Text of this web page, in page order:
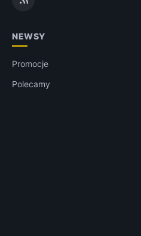
NEWSY
Promocje
Polecamy